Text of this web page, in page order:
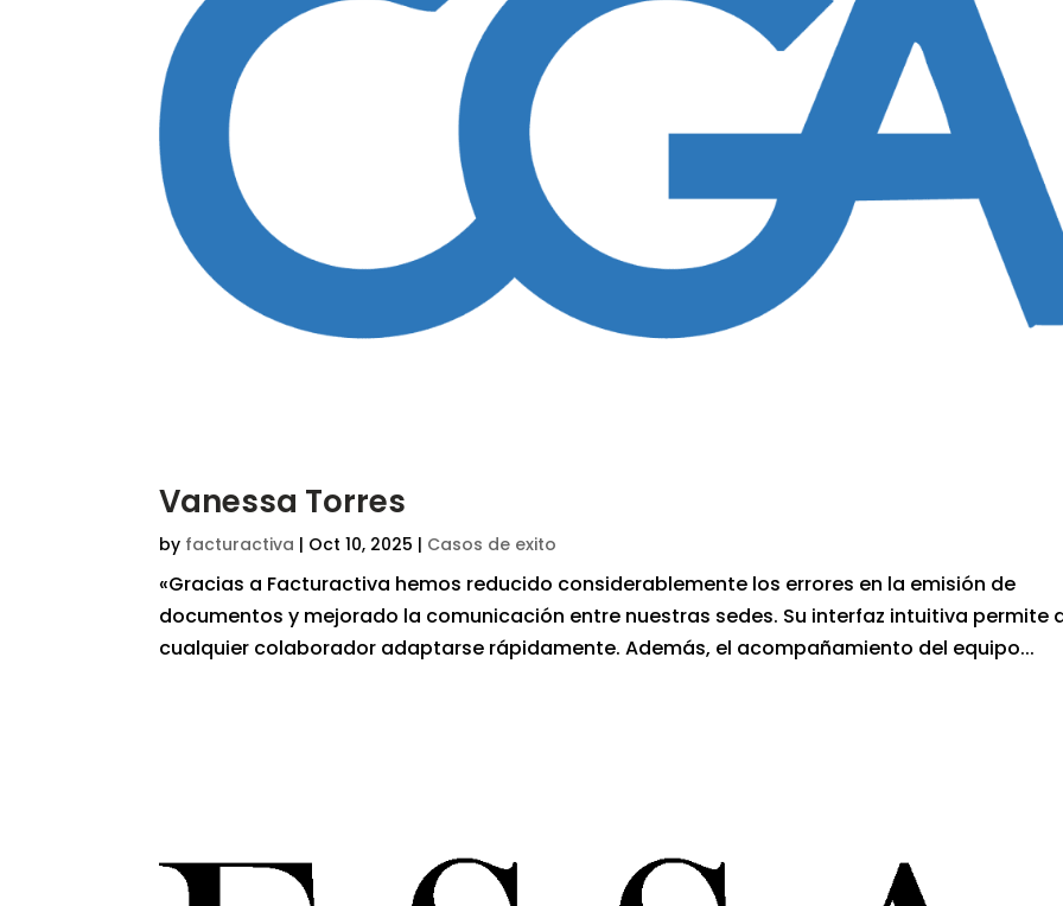
Vanessa Torres
by facturactiva | Oct 10, 2025 | Casos de exito
«Gracias a Facturactiva hemos reducido considerablemente los errores en la emisión de
documentos y mejorado la comunicación entre nuestras sedes. Su interfaz intuitiva permite
cualquier colaborador adaptarse rápidamente. Además, el acompañamiento del equipo...